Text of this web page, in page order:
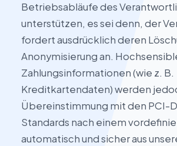
Betriebsabläufe des
unterstützen, es sei denn, der
fordert ausdrücklich deren
Anonymisierung an.
Zahlungsinformationen (wie z. B.
Kreditkartendaten) werden
Übereinstimmung mit den PCI-
Standards nach einem
automatisch und sicher aus